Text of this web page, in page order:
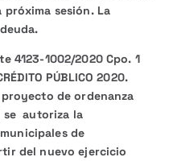
sesión. La
4123-1002/2020 Cpo. 1
PÚBLICO 2020.
de ordenanza
se autoriza la
de
del nuevo ejercicio